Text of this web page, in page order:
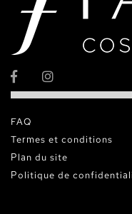
FAQ
Termes et conditions
Plan du site
Politique de